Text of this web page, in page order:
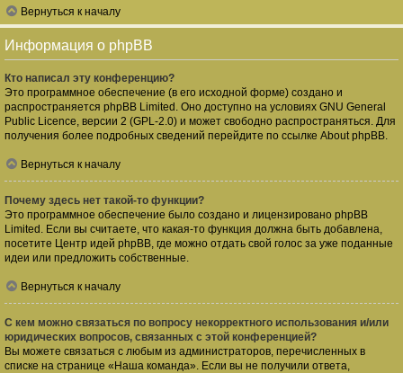
Вернуться к началу
Информация о phpBB
Кто написал эту конференцию?
Это программное обеспечение (в его исходной форме) создано и
распространяется phpBB Limited . Оно доступно на условиях GNU General
Public Licence, версии 2 (GPL-2.0) и может свободно распространяться. Для
получения более подробных сведений перейдите по ссылке About phpBB.
Вернуться к началу
Почему здесь нет такой-то функции?
Это программное обеспечение было создано и лицензировано phpBB
Limited. Если вы считаете, что какая-то функция должна быть добавлена,
посетите Центр идей phpBB, где можно отдать свой голос за уже поданные
идеи или предложить собственные.
Вернуться к началу
С кем можно связаться по вопросу некорректного использования и/или
юридических вопросов, связанных с этой конференцией?
Вы можете связаться с любым из администраторов, перечисленных в
списке на странице «Наша команда». Если вы не получили ответа,